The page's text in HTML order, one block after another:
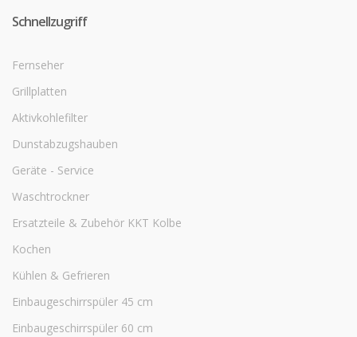
Schnellzugriff
Fernseher
Grillplatten
Aktivkohlefilter
Dunstabzugshauben
Geräte - Service
Waschtrockner
Ersatzteile & Zubehör KKT Kolbe
Kochen
Kühlen & Gefrieren
Einbaugeschirrspüler 45 cm
Einbaugeschirrspüler 60 cm